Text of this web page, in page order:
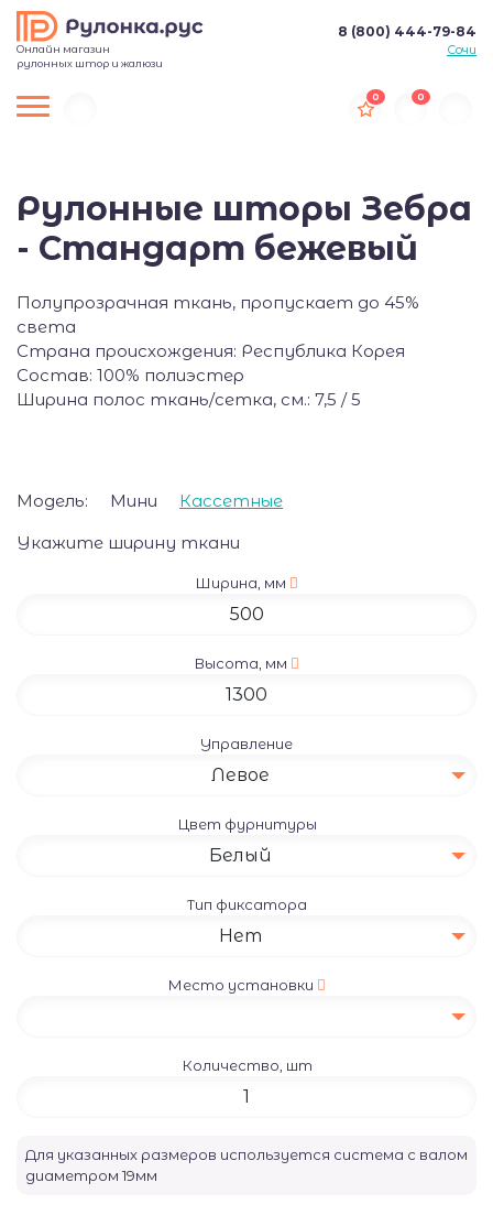
Онлайн магазин
рулонных штор и жалюзи
8 (800) 444-79-84
Сочи
0 0
Рулонные шторы Зебра
- Стандарт бежевый
Полупрозрачная ткань, пропускает до 45%
света
Страна происхождения: Республика Корея
Состав: 100% полиэстер
Ширина полос ткань/сетка, см.: 7,5 / 5
Модель: Мини
Кассетные
Укажите ширину ткани
Ширина, мм
Высота, мм
Управление
Левое
Цвет фурнитуры
Белый
Тип фиксатора
Нет
Место установки
Количество, шт
Для указанных размеров используется система с валом
диаметром 19мм